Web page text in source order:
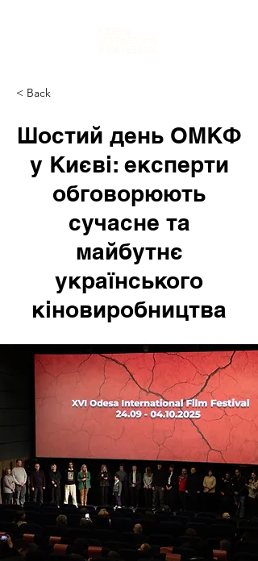
< Back
Шостий день ОМКФ
у Києві: експерти
обговорюють
сучасне та
майбутнє
українського
кіновиробництва